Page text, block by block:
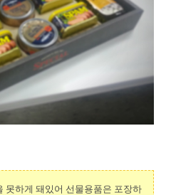
못하게 돼있어 선물용품은 포장하